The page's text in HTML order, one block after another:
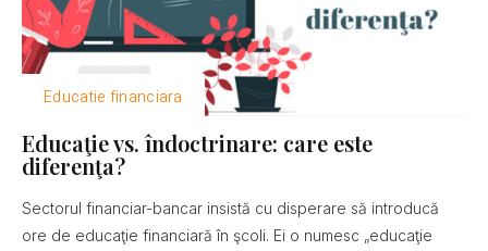
Educatie financiara
Educaţie vs. îndoctrinare: care este
diferenţa?
Sectorul financiar-bancar insistă cu disperare să introducă
ore de educaţie financiară în şcoli. Ei o numesc „educaţie